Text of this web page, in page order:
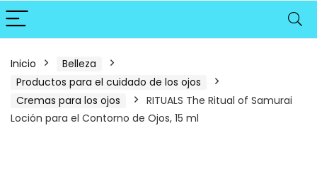
Inicio
Belleza
Productos para el cuidado de los ojos
Cremas para los ojos
RITUALS The Ritual of Samurai
Loción para el Contorno de Ojos, 15 ml